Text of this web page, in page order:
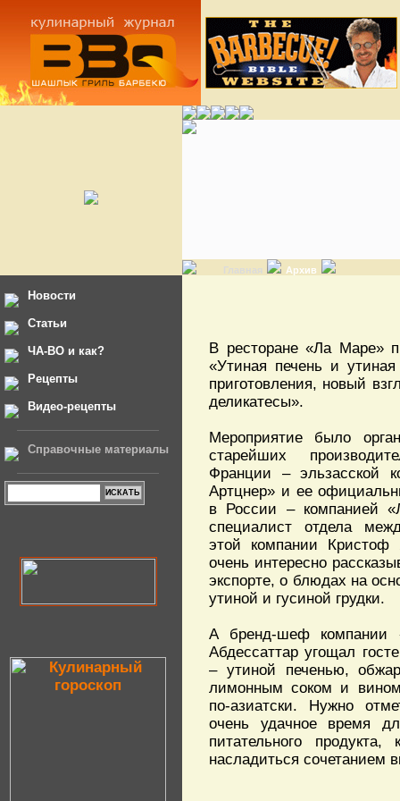
Главная Архив
Новости
Статьи
ЧА-ВО и как?
Рецепты
Видео-рецепты
Справочные материалы
В ресторане «Ла Маре»
«Утиная печень и утиная
приготовления, новый
деликатесы».
Мероприятие было
старейших
Франции – эльзасской
Артцнер» и ее
в России – компанией
специалист отдела
этой компании Кристоф
очень интересно
экспорте, о блюдах на
утиной и гусиной грудки.
А бренд-шеф компании
Абдессаттар угощал
– утиной печенью,
лимонным соком и
по-азиатски. Нужно
очень удачное время
питательного
насладиться сочетанием